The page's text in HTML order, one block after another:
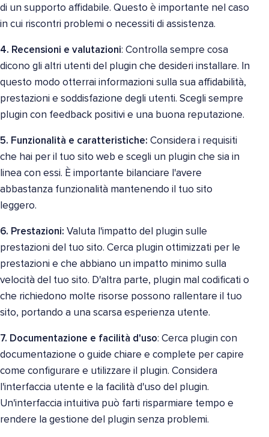
di un supporto affidabile. Questo è importante nel caso
in cui riscontri problemi o necessiti di assistenza.
4. Recensioni e valutazioni: Controlla sempre cosa
dicono gli altri utenti del plugin che desideri installare. In
questo modo otterrai informazioni sulla sua affidabilità,
prestazioni e soddisfazione degli utenti. Scegli sempre
plugin con feedback positivi e una buona reputazione.
5. Funzionalità e caratteristiche: Considera i requisiti
che hai per il tuo sito web e scegli un plugin che sia in
linea con essi. È importante bilanciare l'avere
abbastanza funzionalità mantenendo il tuo sito
leggero.
6. Prestazioni: Valuta l'impatto del plugin sulle
prestazioni del tuo sito. Cerca plugin ottimizzati per le
prestazioni e che abbiano un impatto minimo sulla
velocità del tuo sito. D'altra parte, plugin mal codificati o
che richiedono molte risorse possono rallentare il tuo
sito, portando a una scarsa esperienza utente.
7. Documentazione e facilità d'uso: Cerca plugin con
documentazione o guide chiare e complete per capire
come configurare e utilizzare il plugin. Considera
l'interfaccia utente e la facilità d'uso del plugin.
Un'interfaccia intuitiva può farti risparmiare tempo e
rendere la gestione del plugin senza problemi.